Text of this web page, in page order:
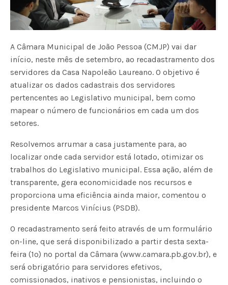
A Câmara Municipal de João Pessoa (CMJP) vai dar
início, neste mês de setembro, ao recadastramento dos
servidores da Casa Napoleão Laureano. O objetivo é
atualizar os dados cadastrais dos servidores
pertencentes ao Legislativo municipal, bem como
mapear o número de funcionários em cada um dos
setores.
Resolvemos arrumar a casa justamente para, ao
localizar onde cada servidor está lotado, otimizar os
trabalhos do Legislativo municipal. Essa ação, além de
transparente, gera economicidade nos recursos e
proporciona uma eficiência ainda maior, comentou o
presidente Marcos Vinícius (PSDB).
O recadastramento será feito através de um formulário
on-line, que será disponibilizado a partir desta sexta-
feira (1º) no portal da Câmara (www.camara.pb.gov.br), e
será obrigatório para servidores efetivos,
comissionados, inativos e pensionistas, incluindo o